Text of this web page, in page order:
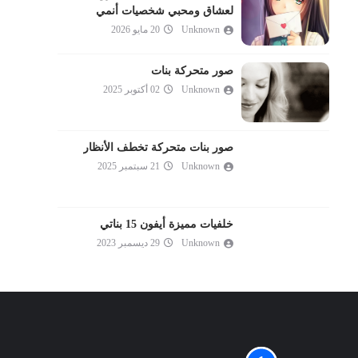
لعشاق ومحبي شخصيات أنمي
Unknown 20 مايو 2026
صور متحركة بنات
Unknown 02 أكتوبر 2025
صور بنات متحركة تخطف الأنظار
Unknown 21 سبتمبر 2025
خلفيات مميزة أيفون 15 بناتي
Unknown 29 ديسمبر 2023